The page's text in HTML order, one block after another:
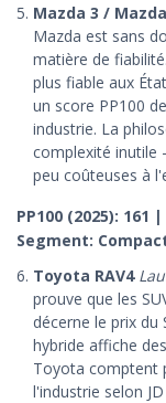
Mazda 3 /
Mazda est sans
matière de
plus fiable aux
un score PP100
industrie. La
complexité inutile
peu coûteuses à
PP100 (2025): 161
Segment:
Toyota RAV4
prouve que les
décerne le prix du
hybride affiche
Toyota comptent
l'industrie selon